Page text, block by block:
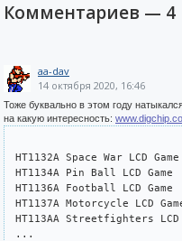
Комментариев — 4
aa-dav
14 октября 2020, 16:46
Тоже буквально в этом году
на какую интересность:
HT1132A Space War LCD Game
HT1134A Pin Ball LCD Game
HT1136A Football LCD Game
HT1137A Motorcycle LCD
HT113AA Streetfighters LCD